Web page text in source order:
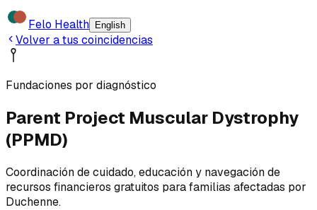
Felo Health English
Volver a tus coincidencias
Fundaciones por diagnóstico
Parent Project Muscular Dystrophy
(PPMD)
Coordinación de cuidado, educación y navegación de
recursos financieros gratuitos para familias afectadas por
Duchenne.